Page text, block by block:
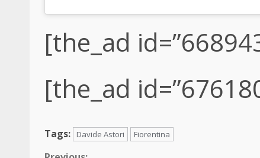
[the_ad
[the_ad
Tags: Davide Astori Fiorentina